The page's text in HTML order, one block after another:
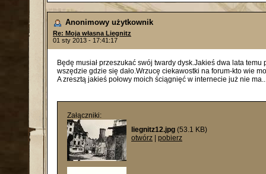
Anonimowy użytkownik
Re: Moja własna Liegnitz
01 sty 2013 - 17:41:17
Będę musiał przeszukać swój twardy dysk.Jakieś dwa lata
wszędzie gdzie się dało.Wrzucę ciekawostki na forum-kto wie
A zresztą jakieś połowy moich ściągnięć w internecie już nie
Załączniki:
liegnitz12.jpg (53.1 KB)
otwórz
pobierz